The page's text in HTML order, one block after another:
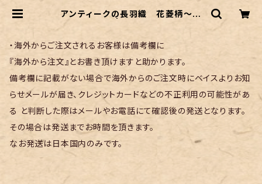
アンティークの長羽織 花菱柄～綺
麗な瑠璃色～ | リサイクル着物 菅野
・海外からご注文されるお客様は備考欄に
『海外から注文』とお書き頂けますと助かります。
備考欄に記載がない場合で海外からのご注文時にベイスよりお知
らせメールが届き、クレジットカードなどの不正利用の可能性があ
る と判断した際はメールやお電話にて確認後の発送となります。
その場合は発送までお時間を頂きます。
なお発送は日本国内のみです。